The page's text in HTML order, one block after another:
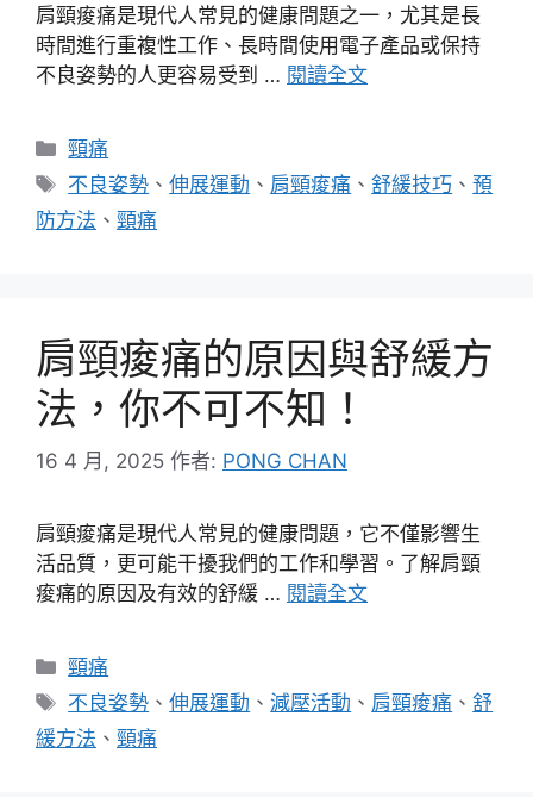
肩頸痠痛是現代人常見的健康問題之一，尤其是長
時間進行重複性工作、長時間使用電子產品或保持
不良姿勢的人更容易受到 … 閱讀全文
分
類
頸痛
標
籤
不良姿勢 、伸展運動 、 肩頸痠痛 、舒緩技巧 、預
防方法 、 頸痛
肩頸痠痛的原因與舒緩方
法，你不可不知！
16 4 月, 2025 作者: PONG CHAN
肩頸痠痛是現代人常見的健康問題，它不僅影響生
活品質，更可能干擾我們的工作和學習。了解肩頸
痠痛的原因及有效的舒緩 … 閱讀全文
分
類
頸痛
標
籤
不良姿勢 、伸展運動 、減壓活動 、 肩頸痠痛 、舒
緩方法 、 頸痛